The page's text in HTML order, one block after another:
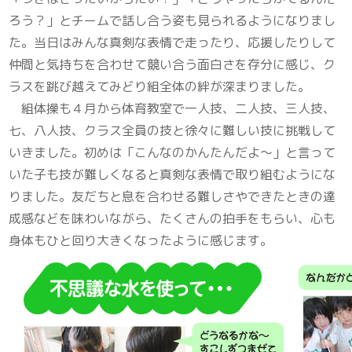
ろう？」とチームで話し合う姿も見られるようになりまし
た。当日はみんな真剣な表情で走ったり、応援したりして
仲間と気持ちを合わせて競い合う面白さを存分に感じ、ク
ラスを跳び越えてみどり組全体の絆が深まりました。
組体操も４月から体育教室で一人技、二人技、三人技、
七、八人技、クラス全員の技と徐々に難しい技に挑戦して
いきました。初めは「こんなのかんたんだよ～」と言って
いた子も技が難しくなると真剣な表情で取り組むようにな
りました。友だちと息を合わせる難しさやできたときの達
成感などを味わいながら、たくさんの拍手をもらい、心も
身体もひと回り大きくなったように感じます。